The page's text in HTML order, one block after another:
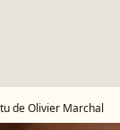
de Olivier Marchal